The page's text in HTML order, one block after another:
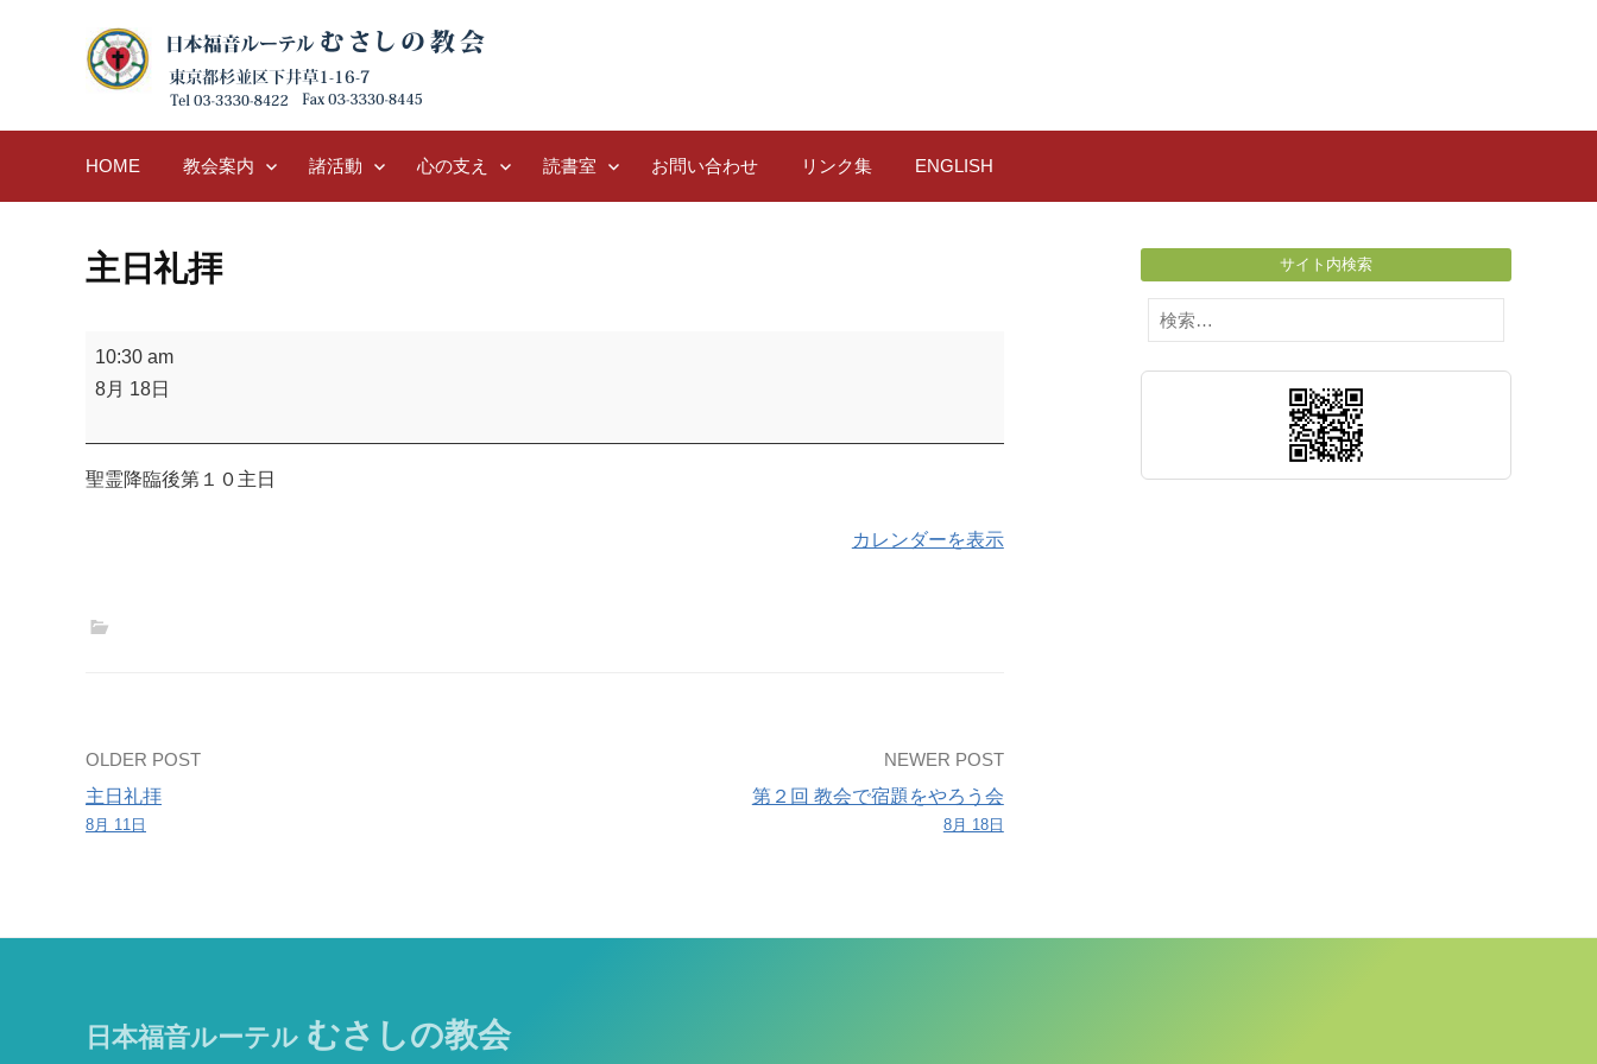
HOME 教会案内 諸活動 心の支え 読書室 お問い合わせ リンク集 ENGLISH
主日礼拝
主
日
拝
10:30 am
8月 18日
聖霊降臨後第１０主日
カレンダーを表示
Post
navigation
OLDER POST
主日礼拝
8月 11日
NEWER POST
第２回 教会で宿題をやろう会
8月 18日
サイト内検索
検
索:
日本福音ルーテル むさしの教会